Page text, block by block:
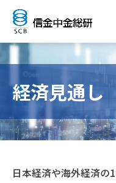
経済見通し
日本経済や海外経済の